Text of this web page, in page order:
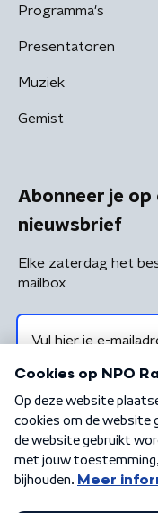
Programma's
Presentatoren
Muziek
Gemist
Abonneer je op
nieuwsbrief
Elke zaterdag het
mailbox
Algemene